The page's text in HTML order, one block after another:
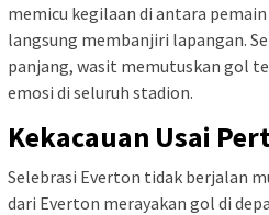
memicu kegilaan di antara
langsung membanjiri lapangan.
panjang, wasit memutuskan gol
emosi di seluruh stadion.
Kekacauan Usai
Selebrasi Everton tidak berjalan
dari Everton merayakan gol di